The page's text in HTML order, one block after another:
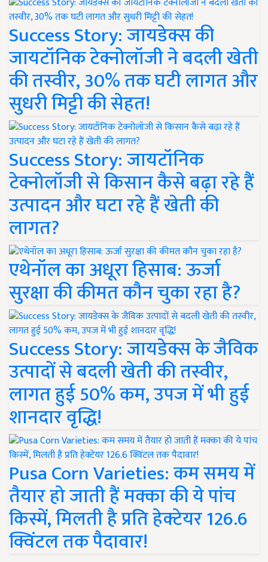
Success Story: जायडेक्स की
जायटॉनिक टेक्नोलॉजी ने बदली खेती
की तस्वीर, 30% तक घटी लागत और
सुधरी मिट्टी की सेहत!
Success Story: जायटॉनिक
टेक्नोलॉजी से किसान कैसे बढ़ा रहे हैं
उत्पादन और घटा रहे हैं खेती की
लागत?
एथेनॉल का अधूरा हिसाब: ऊर्जा
सुरक्षा की कीमत कौन चुका रहा है?
Success Story: जायडेक्स के जैविक
उत्पादों से बदली खेती की तस्वीर,
लागत हुई 50% कम, उपज में भी हुई
शानदार वृद्धि!
Pusa Corn Varieties: कम समय में
तैयार हो जाती हैं मक्का की ये पांच
किस्में, मिलती है प्रति हेक्टेयर 126.6
क्विंटल तक पैदावार!